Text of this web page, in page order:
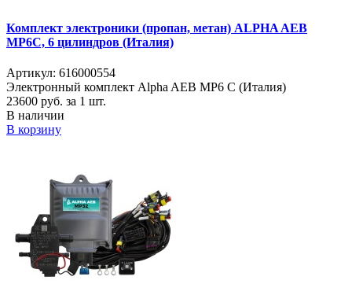
Комплект электроники (пропан, метан) ALPHA AEB
MP6C, 6 цилиндров (Италия)
Артикул: 616000554
Электронный комплект Alpha AEB MP6 C (Италия)
23600 руб. за 1 шт.
В наличии
В корзину